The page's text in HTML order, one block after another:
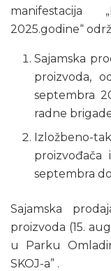
manifestacija
2025.godine“
Sajamska
proizvoda,
septembra
radne
Izložbeno-
proizvođača
septembra
Sajamska
proizvoda (15.
u Parku
SKOJ-a” .